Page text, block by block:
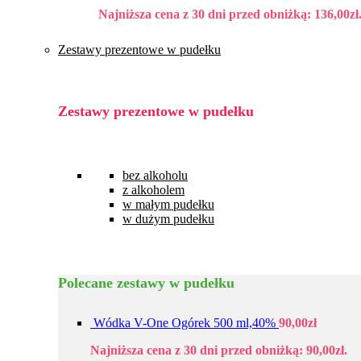
Najniższa cena z 30 dni przed obniżką: 136,00zł.
Zestawy prezentowe w pudełku
Zestawy prezentowe w pudełku
bez alkoholu
z alkoholem
w małym pudełku
w dużym pudełku
Polecane zestawy w pudełku
Wódka V-One Ogórek 500 ml,40% 90,00zł
Najniższa cena z 30 dni przed obniżką: 90,00zł.